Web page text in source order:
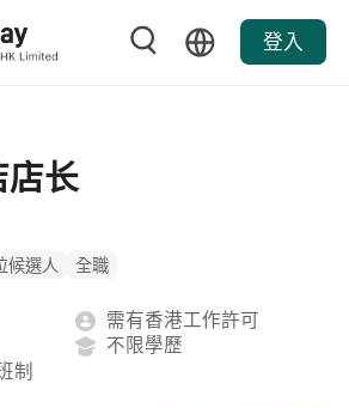
登入
店长
候選人 全職
需有香港工作許可
不限學歷
制